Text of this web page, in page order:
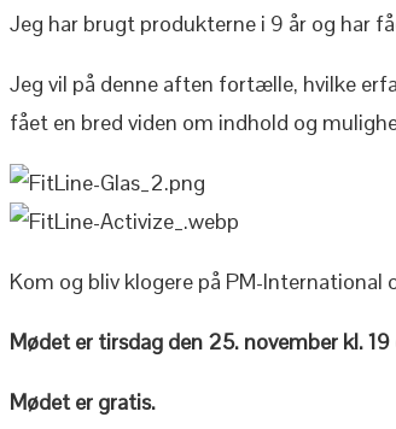
Jeg har brugt produkterne i 9 år og har
Jeg vil på denne aften fortælle, hvilke
fået en bred viden om indhold og
Kom og bliv klogere på PM-International
Mødet er tirsdag den 25. november kl.
Mødet er gratis.